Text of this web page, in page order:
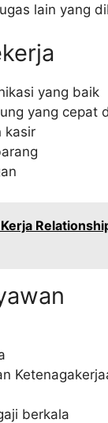
lain yang
yang baik
yang cepat
kasir
berkala